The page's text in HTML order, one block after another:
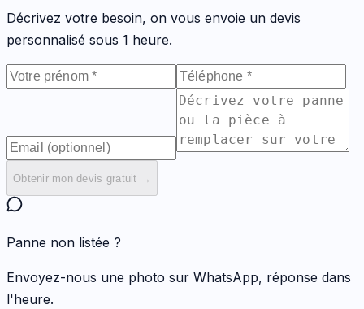
Décrivez votre besoin, on vous envoie un devis
personnalisé sous 1 heure.
Obtenir mon devis gratuit →
Panne non listée ?
Envoyez-nous une photo sur WhatsApp, réponse dans
l'heure.